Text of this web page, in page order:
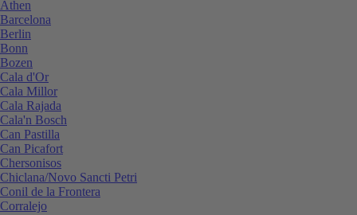
Athen
Barcelona
Berlin
Bonn
Bozen
Cala d'Or
Cala Millor
Cala Rajada
Cala'n Bosch
Can Pastilla
Can Picafort
Chersonisos
Chiclana/Novo Sancti Petri
Conil de la Frontera
Corralejo